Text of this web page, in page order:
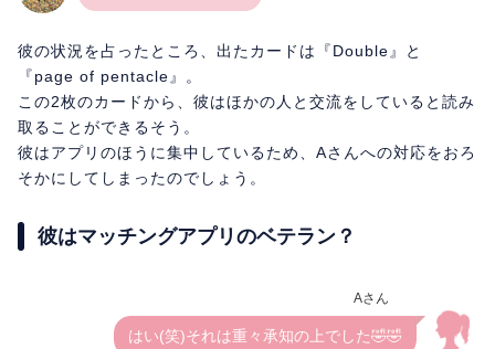
彼の状況を占ったところ、出たカードは『Double』と
『page of pentacle』。
この2枚のカードから、彼はほかの人と交流をしていると読み
取ることができるそう。
彼はアプリのほうに集中しているため、Aさんへの対応をおろ
そかにしてしまったのでしょう。
彼はマッチングアプリのベテラン？
Aさん
はい(笑)それは重々承知の上でした🤣🤣